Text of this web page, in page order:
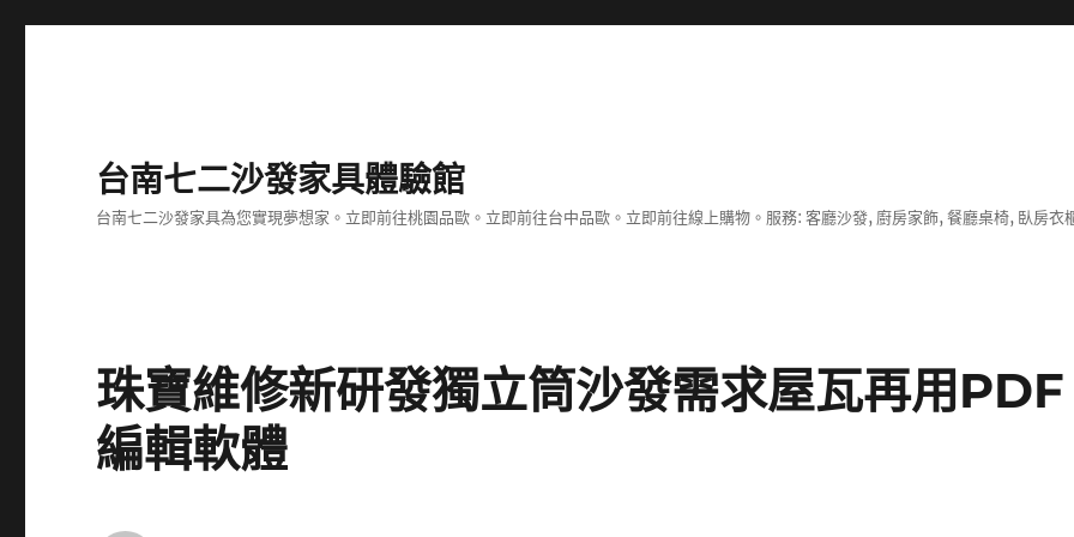
台南七二沙發家具體驗館
台南七二沙發家具為您實現夢想家。立即前往桃園品歐。立即前往台中品歐。立即前往線上購物。服務: 客廳沙發, 廚房家飾, 餐廳桌椅, 臥房衣
珠寶維修新研發獨立筒沙發需求屋瓦再用PDF
編輯軟體